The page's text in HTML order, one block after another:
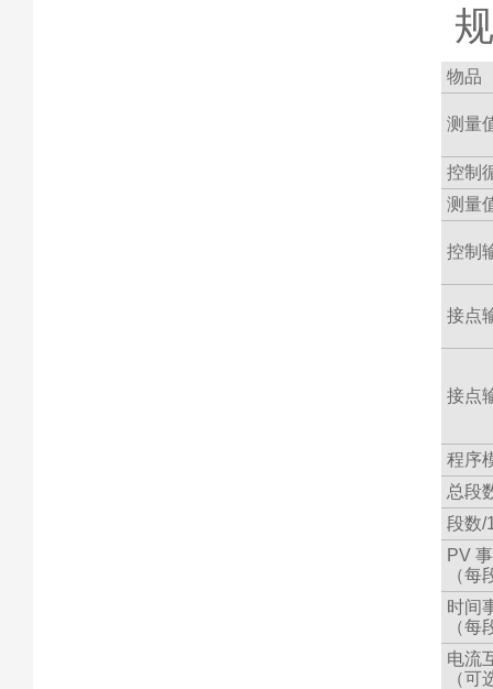
物品
测量
控制
测量
控制
接点
接点
程序
总段
段数/
PV
（每
时间
（每
电流
（可